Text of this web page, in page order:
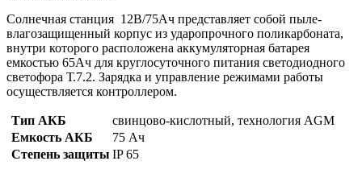
Солнечная станция 12В/75Ач представляет собой пыле-
влагозащищенный корпус из ударопрочного поликарбоната,
внутри которого расположена аккумуляторная батарея
емкостью 65Ач для круглосуточного питания светодиодного
светофора Т.7.2. Зарядка и управление режимами работы
осуществляется контроллером.
Тип АКБ
свинцово-кислотный, технология AGM
Емкость АКБ
75 Ач
Степень защиты IP 65